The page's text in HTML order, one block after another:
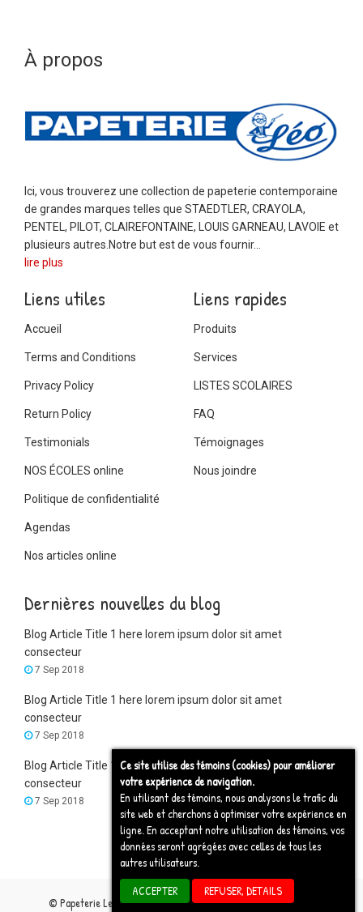
À propos
Ici, vous trouverez une collection de papeterie contemporaine
de grandes marques telles que STAEDTLER, CRAYOLA,
PENTEL, PILOT, CLAIREFONTAINE, LOUIS GARNEAU, LAVOIE et
plusieurs autres.Notre but est de vous fournir...
lire plus
Liens utiles
Accueil
Terms and Conditions
Privacy Policy
Return Policy
Testimonials
NOS ÉCOLES online
Politique de confidentialité
Agendas
Nos articles online
Liens rapides
Produits
Services
LISTES SCOLAIRES
FAQ
Témoignages
Nous joindre
Dernières nouvelles du blog
Blog Article Title 1 here lorem ipsum dolor sit amet
consecteur
7 Sep 2018
Blog Article Title 1 here lorem ipsum dolor sit amet
consecteur
7 Sep 2018
Blog Article Title 1 here lorem ipsum dolor sit amet
consecteur
7 Sep 2018
© Papeterie Leo - 2026 | Conception web parCaromtex Design
Ce site utilise des témoins (cookies) pour améliorer
votre expérience de navigation.
En utilisant des témoins, nous analysons le trafic du
site web et cherchons à optimiser votre expérience en
ligne. En acceptant notre utilisation des témoins, vos
données seront agrégées avec celles de tous les
autres utilisateurs.
ACCEPTER
REFUSER, DETAILS